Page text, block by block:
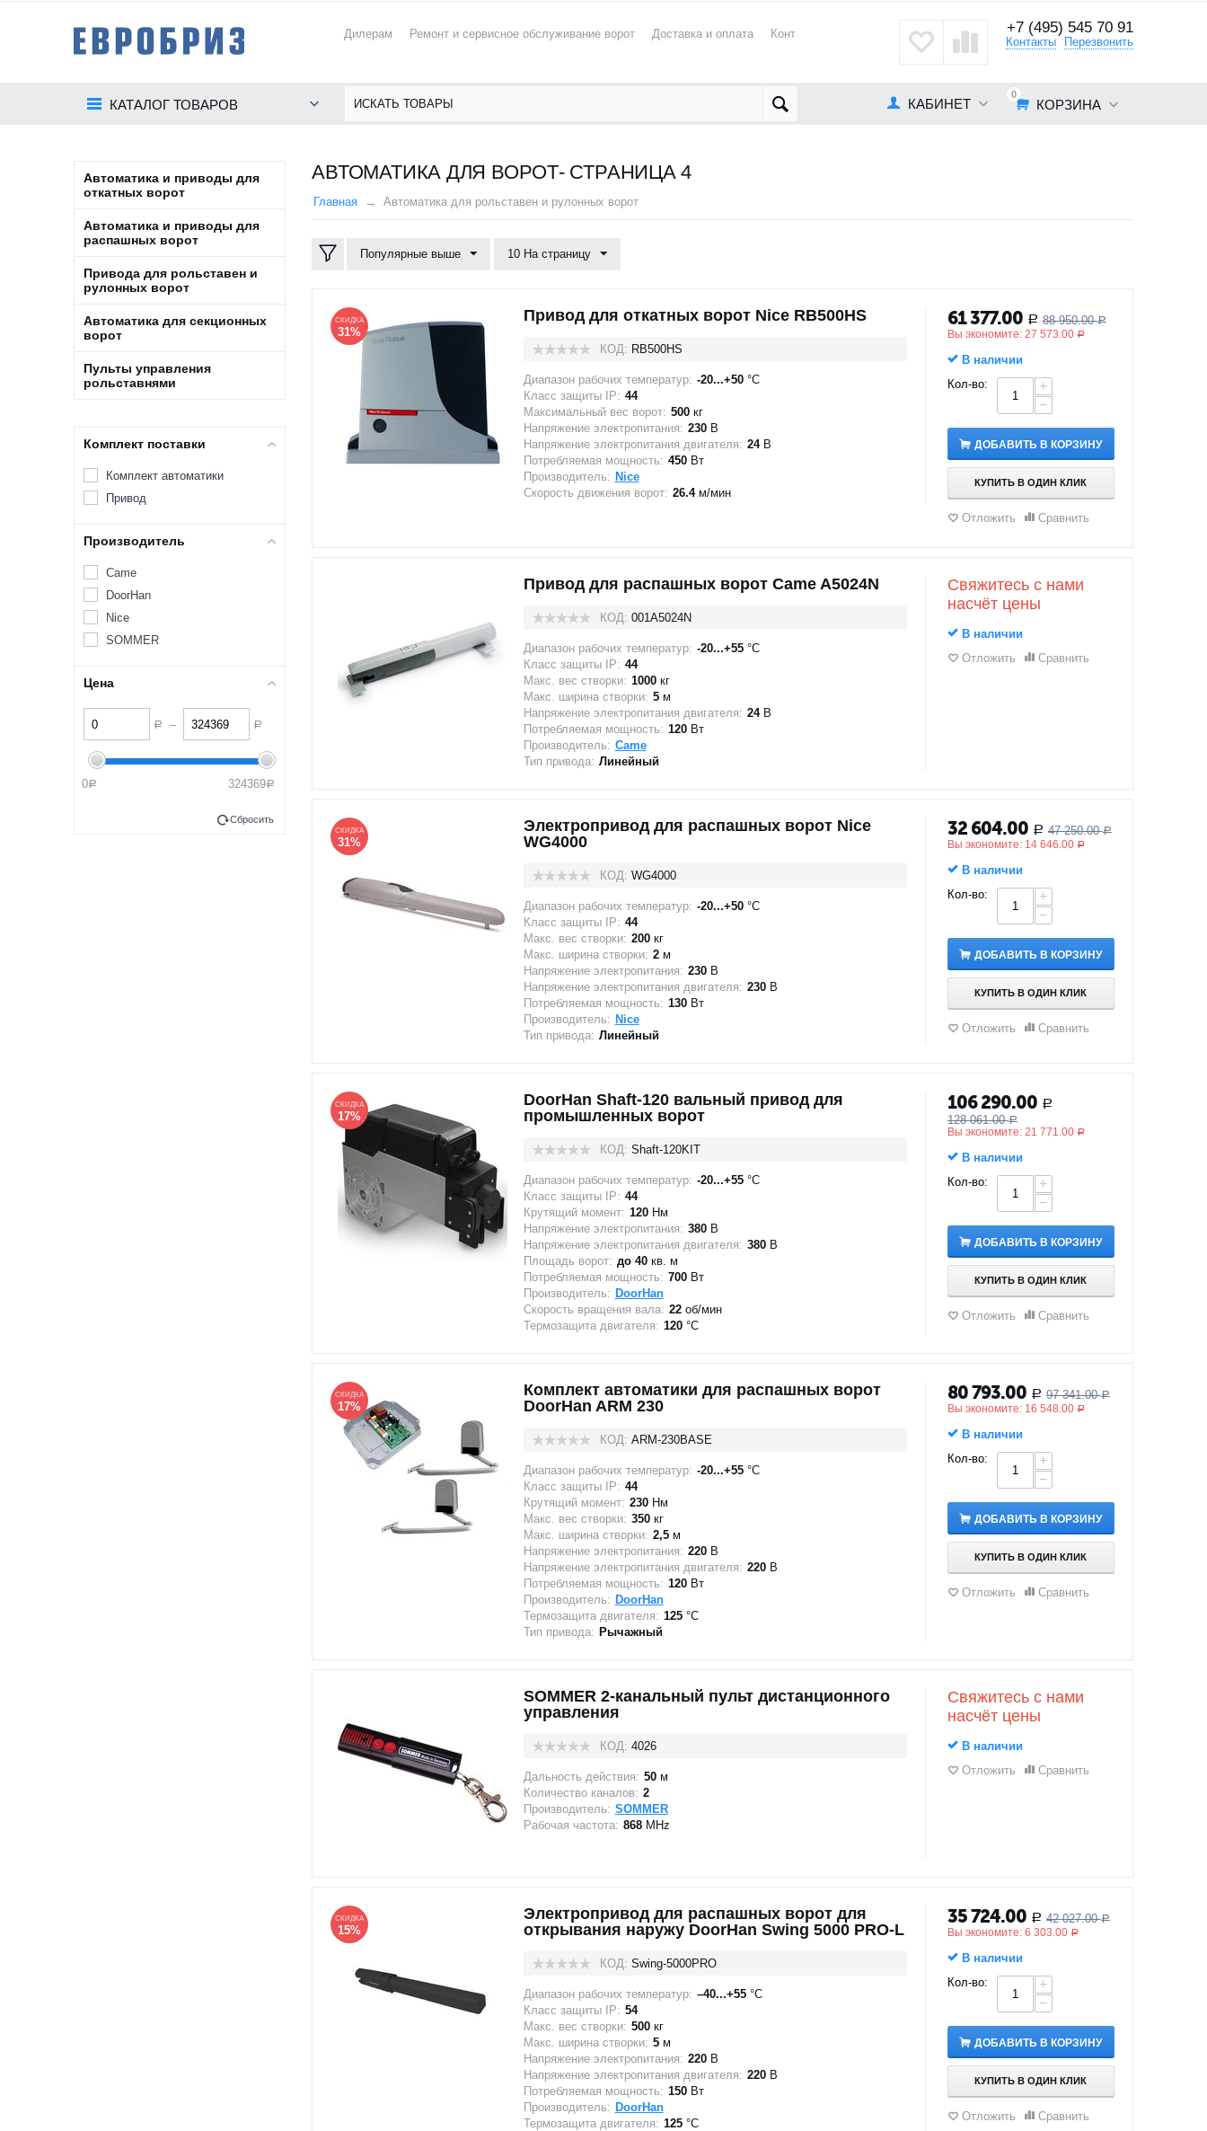
Дилерам Ремонт и сервисное обслуживание ворот Доставка и оплата Контакты +7 (495) 545 70 91
Контакты Перезвонить
КАТАЛОГ ТОВАРОВ
0
КОРЗИНА
КАБИНЕТ
АВТОМАТИКА ДЛЯ ВОРОТ- СТРАНИЦА 4
Главная Автоматика для рольставен и рулонных ворот
Популярные выше 10 На страницу
СКИДКА
31%
Привод для откатных ворот Nice RB500HS
КОД: RB500HS
Диапазон рабочих температур: -20...+50°C
Класс защиты IP: 44
Максимальный вес ворот: 500кг
Напряжение электропитания: 230В
Напряжение электропитания двигателя: 24В
Потребляемая мощность: 450Вт
Производитель: Nice
Скорость движения ворот: 26.4м/мин
61 377.00 Р 88 950.00 Р
Вы экономите: 27 573.00 Р
В наличии
Кол-во:
+
−
ДОБАВИТЬ В КОРЗИНУ
КУПИТЬ В ОДИН КЛИК
Отложить Сравнить
Привод для распашных ворот Came A5024N
КОД: 001A5024N
Диапазон рабочих температур: -20...+55°C
Класс защиты IP: 44
Макс. вес створки: 1000кг
Макс. ширина створки: 5м
Напряжение электропитания двигателя: 24В
Потребляемая мощность: 120Вт
Производитель: Came
Тип привода: Линейный
Свяжитесь с нами
насчёт цены
В наличии
Отложить
Сравнить
СКИДКА
31%
Электропривод для распашных ворот Nice
WG4000
КОД: WG4000
Диапазон рабочих температур: -20...+50°C
Класс защиты IP: 44
Макс. вес створки: 200кг
Макс. ширина створки: 2м
Напряжение электропитания: 230В
Напряжение электропитания двигателя: 230В
Потребляемая мощность: 130Вт
Производитель: Nice
Тип привода: Линейный
32 604.00 Р 47 250.00 Р
Вы экономите: 14 646.00 Р
В наличии
Кол-во:
+
−
ДОБАВИТЬ В КОРЗИНУ
КУПИТЬ В ОДИН КЛИК
Отложить Сравнить
СКИДКА
17%
DoorHan Shaft-120 вальный привод для
промышленных ворот
КОД: Shaft-120KIT
Диапазон рабочих температур: -20...+55°C
Класс защиты IP: 44
Крутящий момент: 120Нм
Напряжение электропитания: 380В
Напряжение электропитания двигателя: 380В
Площадь ворот: до 40кв. м
Потребляемая мощность: 700Вт
Производитель: DoorHan
Скорость вращения вала: 22об/мин
Термозащита двигателя: 120 °C
106 290.00 Р
128 061.00 Р
Вы экономите: 21 771.00 Р
В наличии
Кол-во:
+
−
ДОБАВИТЬ В КОРЗИНУ
КУПИТЬ В ОДИН КЛИК
Отложить Сравнить
СКИДКА
17%
Комплект автоматики для распашных ворот
DoorHan ARM 230
КОД: ARM-230BASE
Диапазон рабочих температур: -20...+55°C
Класс защиты IP: 44
Крутящий момент: 230 Нм
Макс. вес створки: 350кг
Макс. ширина створки: 2,5м
Напряжение электропитания: 220В
Напряжение электропитания двигателя: 220В
Потребляемая мощность: 120Вт
Производитель: DoorHan
Термозащита двигателя: 125°C
Тип привода: Рычажный
80 793.00 Р 97 341.00 Р
Вы экономите: 16 548.00 Р
В наличии
Кол-во:
+
−
ДОБАВИТЬ В КОРЗИНУ
КУПИТЬ В ОДИН КЛИК
Отложить Сравнить
SOMMER 2-канальный пульт дистанционного
управления
КОД: 4026
Дальность действия: 50м
Количество каналов: 2
Производитель: SOMMER
Рабочая частота: 868MHz
Свяжитесь с нами
насчёт цены
В наличии
Отложить
Сравнить
СКИДКА
15%
Электропривод для распашных ворот для
открывания наружу DoorHan Swing 5000 PRO-L
КОД: Swing-5000PRO
Диапазон рабочих температур: –40...+55°C
Класс защиты IP: 54
Макс. вес створки: 500кг
Макс. ширина створки: 5м
Напряжение электропитания: 220В
Напряжение электропитания двигателя: 220В
Потребляемая мощность: 150Вт
Производитель: DoorHan
Термозащита двигателя: 125°C
35 724.00 Р 42 027.00 Р
Вы экономите: 6 303.00 Р
В наличии
Кол-во:
+
−
ДОБАВИТЬ В КОРЗИНУ
КУПИТЬ В ОДИН КЛИК
Отложить Сравнить
Автоматика и приводы для
откатных ворот
Автоматика и приводы для
распашных ворот
Привода для рольставен и
рулонных ворот
Автоматика для секционных
ворот
Пульты управления
рольставнями
Комплект поставки
Комплект автоматики
Привод
Производитель
Came
DoorHan
Nice
SOMMER
Цена
Р – Р
0Р 324369Р
Сбросить